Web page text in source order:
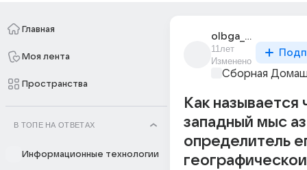
Главная
Моя лента
Пространства
В ТОПЕ НА ОТВЕТАХ
Информационные технологии
olbga_pliasovitsa
11лет
Изменено
Сборная
Как называется
западный мыс
определитель